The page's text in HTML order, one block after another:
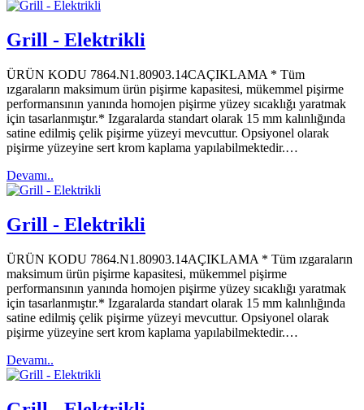
Grill - Elektrikli
ÜRÜN KODU 7864.N1.80903.14CAÇIKLAMA * Tüm
ızgaraların maksimum ürün pişirme kapasitesi, mükemmel pişirme
performansının yanında homojen pişirme yüzey sıcaklığı yaratmak
için tasarlanmıştır.* Izgaralarda standart olarak 15 mm kalınlığında
satine edilmiş çelik pişirme yüzeyi mevcuttur. Opsiyonel olarak
pişirme yüzeyine sert krom kaplama yapılabilmektedir.…
Devamı..
Grill - Elektrikli
ÜRÜN KODU 7864.N1.80903.14AÇIKLAMA * Tüm ızgaraların
maksimum ürün pişirme kapasitesi, mükemmel pişirme
performansının yanında homojen pişirme yüzey sıcaklığı yaratmak
için tasarlanmıştır.* Izgaralarda standart olarak 15 mm kalınlığında
satine edilmiş çelik pişirme yüzeyi mevcuttur. Opsiyonel olarak
pişirme yüzeyine sert krom kaplama yapılabilmektedir.…
Devamı..